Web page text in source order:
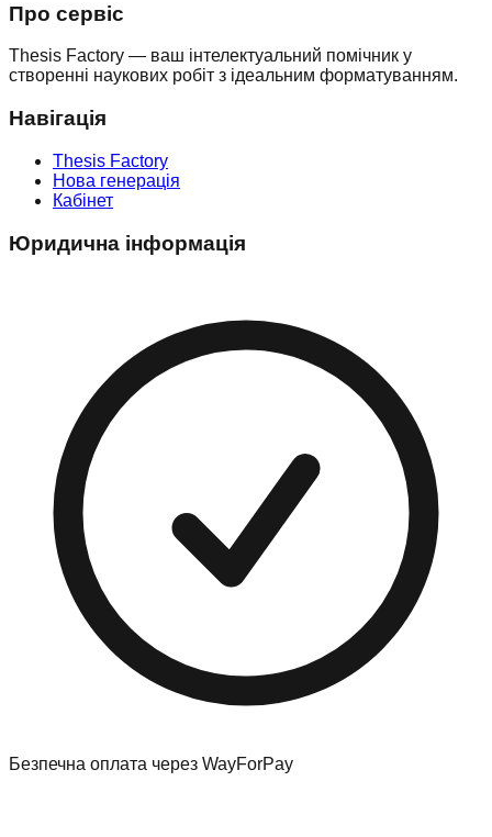
Про сервіс
Thesis Factory — ваш інтелектуальний помічник у
створенні наукових робіт з ідеальним форматуванням.
Навігація
Thesis Factory
Нова генерація
Кабінет
Юридична інформація
Безпечна оплата через WayForPay